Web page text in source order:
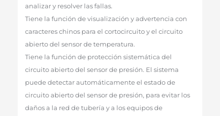
analizar y resolver las fallas.
Tiene la función de visualización y advertencia con
caracteres chinos para el cortocircuito y el circuito
abierto del sensor de temperatura.
Tiene la función de protección sistemática del
circuito abierto del sensor de presión. El sistema
puede detectar automáticamente el estado de
circuito abierto del sensor de presión, para evitar los
daños a la red de tubería y a los equipos de